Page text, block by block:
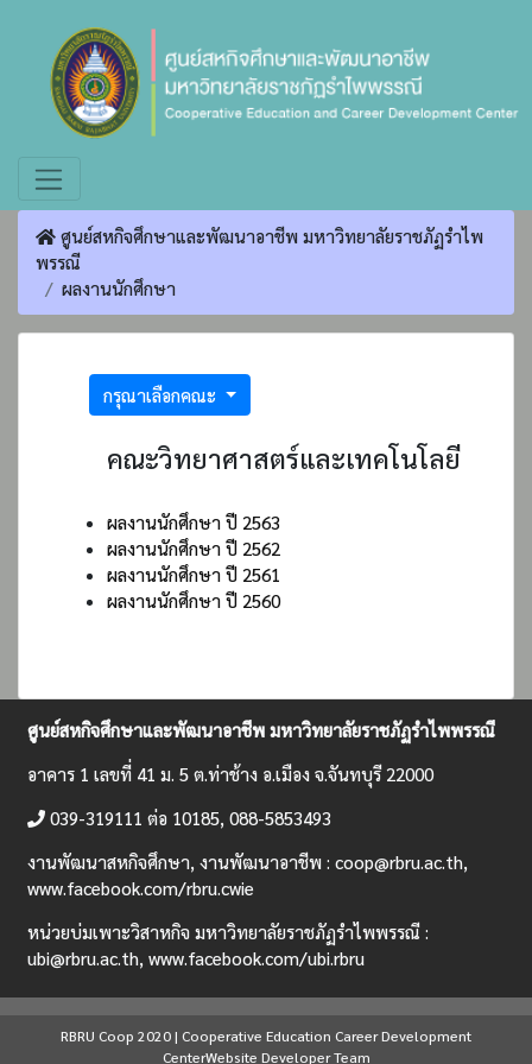
ศูนย์สหกิจศึกษาและพัฒนาอาชีพ มหาวิทยาลัยราชภัฏรำไพ
พรรณี
ผลงานนักศึกษา
กรุณาเลือกคณะ
คณะวิทยาศาสตร์และเทคโนโลยี
ผลงานนักศึกษา ปี 2563
ผลงานนักศึกษา ปี 2562
ผลงานนักศึกษา ปี 2561
ผลงานนักศึกษา ปี 2560
ศูนย์สหกิจศึกษาและพัฒนาอาชีพ มหาวิทยาลัยราชภัฏรำไพพรรณี
อาคาร 1 เลขที่ 41 ม. 5 ต.ท่าช้าง อ.เมือง จ.จันทบุรี 22000
039-319111 ต่อ 10185, 088-5853493
งานพัฒนาสหกิจศึกษา, งานพัฒนาอาชีพ : coop@rbru.ac.th,
www.facebook.com/rbru.cwie
หน่วยบ่มเพาะวิสาหกิจ มหาวิทยาลัยราชภัฏรำไพพรรณี :
ubi@rbru.ac.th, www.facebook.com/ubi.rbru
RBRU Coop 2020 | Cooperative Education Career Development
CenterWebsite Developer Team